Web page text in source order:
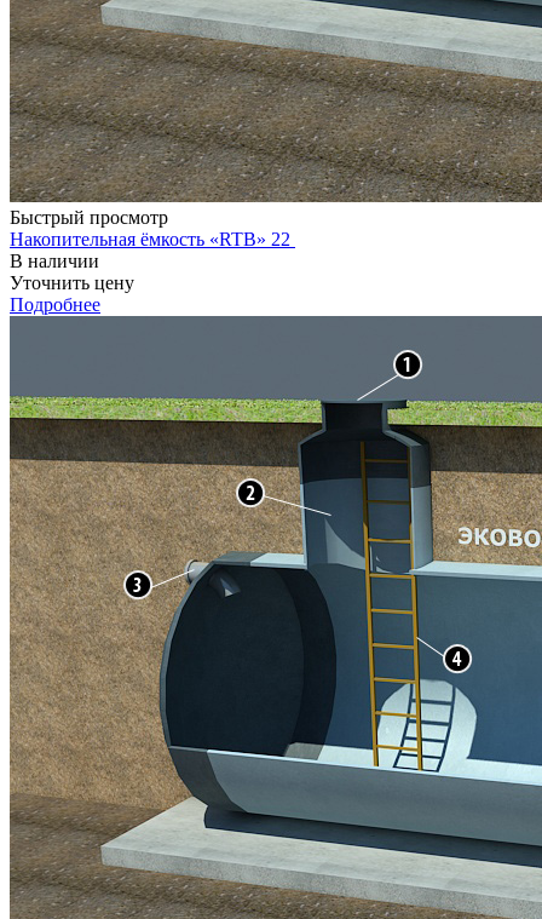
Быстрый просмотр
Накопительная ёмкость «RTB» 22
В наличии
Уточнить цену
Подробнее